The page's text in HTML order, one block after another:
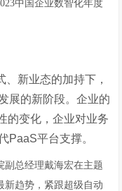
中国企业数智化年度
新业态的加持下，
展的新阶段。企业的
的变化，企业对业务
PaaS平台支撑。
副总经理戴海宏在主题
新趋势，紧跟超级自动